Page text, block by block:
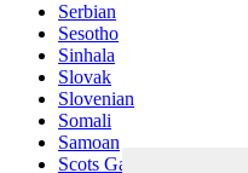
Serbian
Sesotho
Sinhala
Slovak
Slovenian
Somali
Samoan
Scots Gaelic